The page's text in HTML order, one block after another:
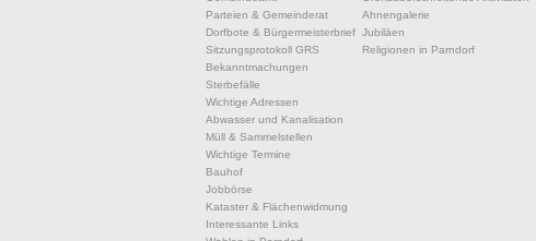
Parteien & Gemeinderat
Dorfbote & Bürgermeisterbrief
Sitzungsprotokoll GRS
Bekanntmachungen
Sterbefälle
Wichtige Adressen
Abwasser und Kanalisation
Müll & Sammelstellen
Wichtige Termine
Bauhof
Jobbörse
Kataster & Flächenwidmung
Interessante Links
Ahnengalerie
Jubiläen
Religionen in Parndorf